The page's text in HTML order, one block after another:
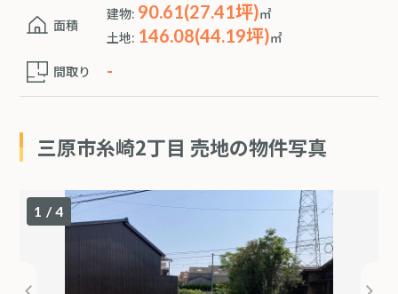
面積
建物: 90.61(27.41坪)㎡
土地: 146.08(44.19坪)㎡
間取り
-
三原市糸崎2丁目 売地の物件写真
1 /4